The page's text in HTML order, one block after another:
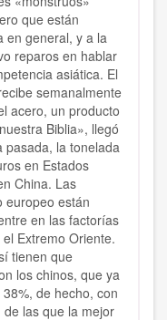
que están
en general, y a la
reparos en hablar
asiática. El
semanalmente
acero, un producto
Biblia», llegó
pasada, la tonelada
en Estados
China. Las
europeo están
en las factorías
Extremo Oriente.
tienen que
los chinos, que ya
de hecho, con
las que la mejor